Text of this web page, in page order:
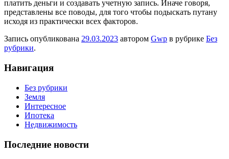
платить деньги и создавать учетную запись. Иначе говоря,
представлены все поводы, для того чтобы подыскать путану
исходя из практически всех факторов.
Запись опубликована 29.03.2023 автором Gwp в рубрике Без
рубрики.
Навигация
Без рубрики
Земля
Интересное
Ипотека
Недвижимость
Последние новости